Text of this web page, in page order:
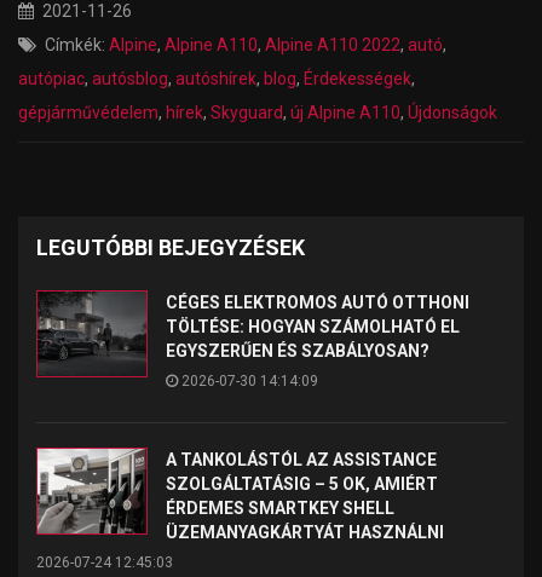
2021-11-26
Címkék: Alpine, Alpine A110, Alpine A110 2022, autó,
autópiac, autósblog, autóshírek, blog, Érdekességek,
gépjárművédelem, hírek, Skyguard, új Alpine A110, Újdonságok
LEGUTÓBBI BEJEGYZÉSEK
CÉGES ELEKTROMOS AUTÓ OTTHONI
TÖLTÉSE: HOGYAN SZÁMOLHATÓ EL
EGYSZERŰEN ÉS SZABÁLYOSAN?
2026-07-30 14:14:09
A TANKOLÁSTÓL AZ ASSISTANCE
SZOLGÁLTATÁSIG – 5 OK, AMIÉRT
ÉRDEMES SMARTKEY SHELL
ÜZEMANYAGKÁRTYÁT HASZNÁLNI
2026-07-24 12:45:03